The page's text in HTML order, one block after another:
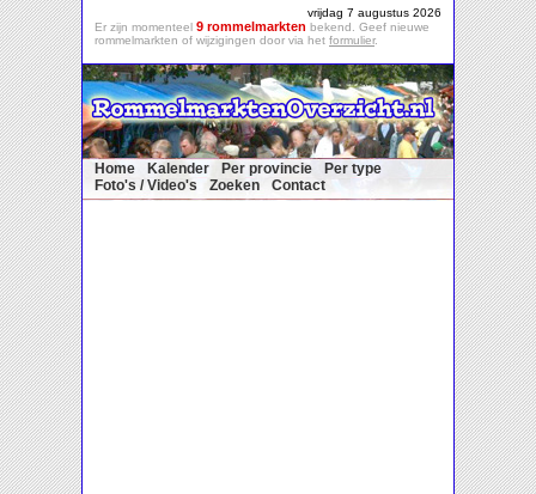
vrijdag 7 augustus 2026
Er zijn momenteel 9 rommelmarkten bekend. Geef nieuwe
rommelmarkten of wijzigingen door via het formulier.
Home Kalender Per provincie
Per type
Foto's / Video's
Zoeken Contact